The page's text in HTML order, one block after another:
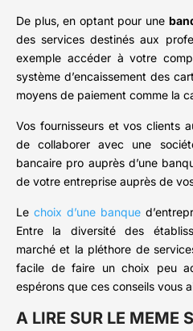
De plus, en optant pour une
des services destinés aux
exemple accéder à votre
système d’encaissement des
moyens de paiement comme la
Vos fournisseurs et vos clients
de collaborer avec une
bancaire pro auprès d’une
de votre entreprise auprès de
Le choix d’une banque
Entre la diversité des
marché et la pléthore de
facile de faire un choix peu
espérons que ces conseils vous
A LIRE SUR LE MEME